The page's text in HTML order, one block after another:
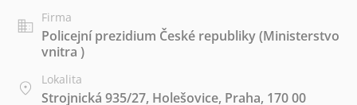
Firma
Policejní prezidium České republiky (Ministerstvo
vnitra )
Lokalita
Strojnická 935/27, Holešovice, Praha, 170 00